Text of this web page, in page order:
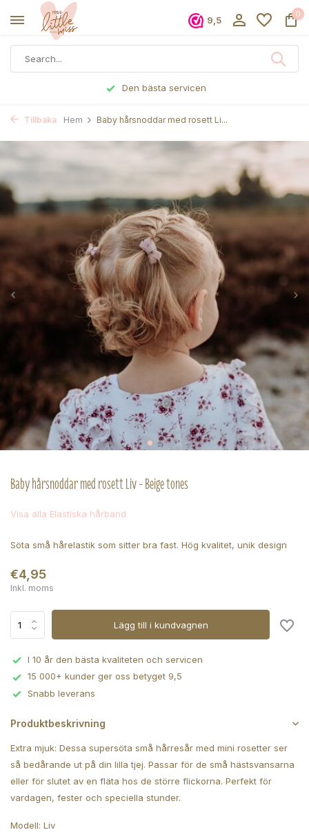
9,5
0
Beställd före 17.00, skickas
Tillbaka Hem Baby hårsnoddar med rosett Li...
Baby hårsnoddar med rosett Liv - Beige tones
Visa alla Elastiska hårband
Söta små hårelastik som sitter bra fast. Hög kvalitet, unik design
€4,95
Inkl. moms
Lägg till i kundvagnen
I 10 år den bästa kvaliteten och servicen
15 000+ kunder ger oss betyget 9,5
Snabb leverans
Produktbeskrivning
Extra mjuk: Dessa supersöta små hårresår med mini rosetter ser
så bedårande ut på din lilla tjej. Passar för de små hästsvansarna
eller för slutet av en fläta hos de större flickorna. Perfekt för
vardagen, fester och speciella stunder.
Modell: Liv